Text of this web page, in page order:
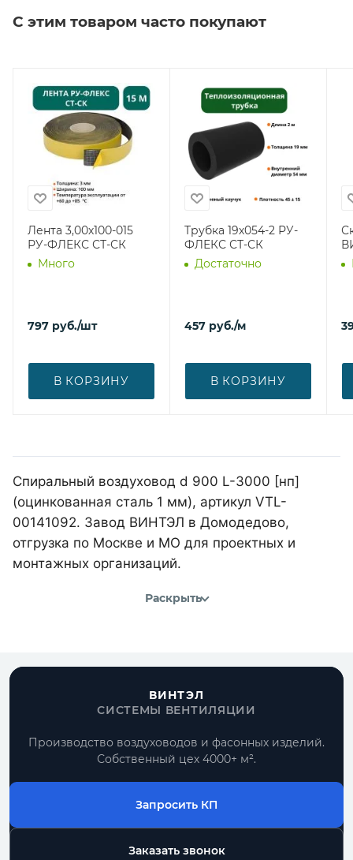
С этим товаром часто покупают
Лента 3,00х100-015
РУ-ФЛЕКС СТ-СК
Много
797 руб./шт
В КОРЗИНУ
Трубка 19х054-2 РУ-
ФЛЕКС СТ-СК
Достаточно
457 руб./м
В КОРЗИНУ
Спиральный воздуховод d 900 L-3000 [нп]
(оцинкованная сталь 1 мм), артикул VTL-
00141092. Завод ВИНТЭЛ в Домодедово,
отгрузка по Москве и МО для проектных и
монтажных организаций.
Раскрыть
ВИНТЭЛ
СИСТЕМЫ ВЕНТИЛЯЦИИ
Производство воздуховодов и фасонных изделий.
Собственный цех 4000+ м².
Запросить КП
Заказать звонок